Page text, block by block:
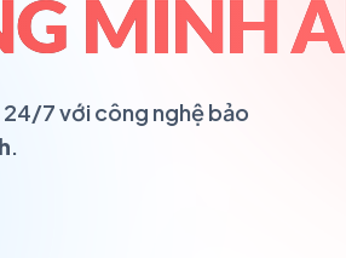
MINH AI
24/7 với công nghệ bảo